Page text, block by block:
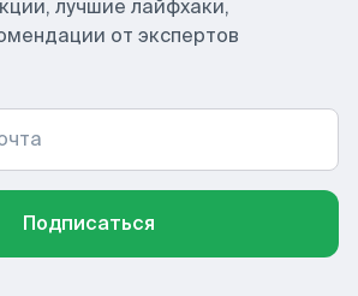
лучшие лайфхаки,
от экспертов
Подписаться